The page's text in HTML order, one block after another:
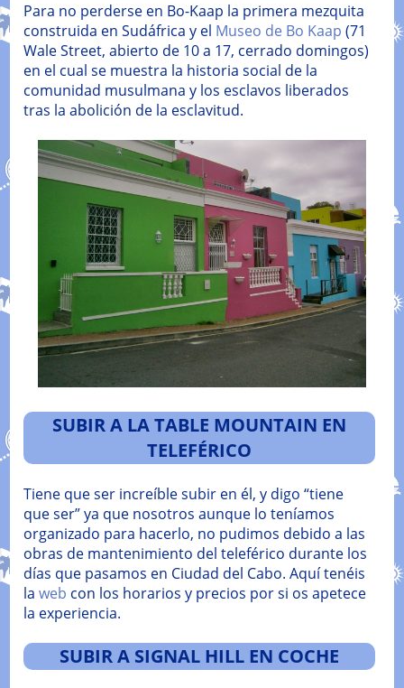
Para no perderse en Bo-Kaap la primera mezquita
construida en Sudáfrica y el Museo de Bo Kaap (71
Wale Street, abierto de 10 a 17, cerrado domingos)
en el cual se muestra la historia social de la
comunidad musulmana y los esclavos liberados
tras la abolición de la esclavitud.
SUBIR A LA TABLE MOUNTAIN EN
TELEFÉRICO
Tiene que ser increíble subir en él, y digo “tiene
que ser” ya que nosotros aunque lo teníamos
organizado para hacerlo, no pudimos debido a las
obras de mantenimiento del teleférico durante los
días que pasamos en Ciudad del Cabo. Aquí tenéis
la web con los horarios y precios por si os apetece
la experiencia.
SUBIR A SIGNAL HILL EN COCHE